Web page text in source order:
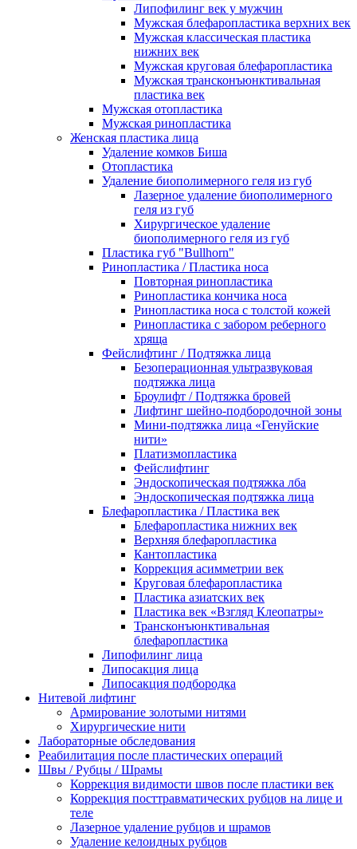
Липофилинг век у мужчин
Мужская блефаропластика верхних век
Мужская классическая пластика
нижних век
Мужская круговая блефаропластика
Мужская трансконъюнктивальная
пластика век
Мужская отопластика
Мужская ринопластика
Женская пластика лица
Удаление комков Биша
Отопластика
Удаление биополимерного геля из губ
Лазерное удаление биополимерного
геля из губ
Хирургическое удаление
биополимерного геля из губ
Пластика губ "Bullhorn"
Ринопластика / Пластика носа
Повторная ринопластика
Ринопластика кончика носа
Ринопластика носа с толстой кожей
Ринопластика с забором реберного
хряща
Фейслифтинг / Подтяжка лица
Безоперационная ультразвуковая
подтяжка лица
Броулифт / Подтяжка бровей
Лифтинг шейно-подбородочной зоны
Мини-подтяжка лица «Генуйские
нити»
Платизмопластика
Фейслифтинг
Эндоскопическая подтяжка лба
Эндоскопическая подтяжка лица
Блефаропластика / Пластика век
Блефаропластика нижних век
Верхняя блефаропластика
Кантопластика
Коррекция асимметрии век
Круговая блефаропластика
Пластика азиатских век
Пластика век «Взгляд Клеопатры»
Трансконъюнктивальная
блефаропластика
Липофилинг лица
Липосакция лица
Липосакция подбородка
Нитевой лифтинг
Армирование золотыми нитями
Хирургические нити
Лабораторные обследования
Реабилитация после пластических операций
Швы / Рубцы / Шрамы
Коррекция видимости швов после пластики век
Коррекция посттравматических рубцов на лице и
теле
Лазерное удаление рубцов и шрамов
Удаление келоидных рубцов